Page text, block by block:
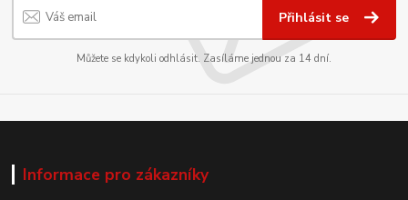
Přihlásit se
Můžete se kdykoli odhlásit. Zasíláme jednou za 14 dní.
Informace pro zákazníky